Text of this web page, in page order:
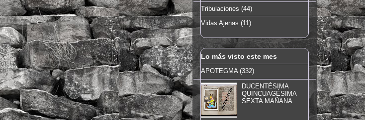
Tribulaciones (44)
Vidas Ajenas (11)
Lo más visto este mes
APOTEGMA (332)
DUCENTÉSIMA
QUINCUAGÉSIMA
SEXTA MAÑANA